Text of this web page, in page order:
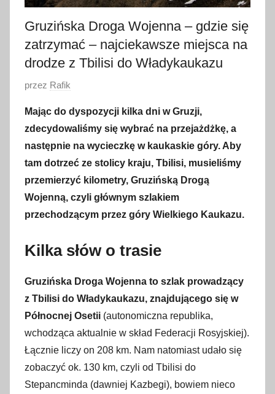
Gruzińska Droga Wojenna – gdzie się
zatrzymać – najciekawsze miejsca na
drodze z Tbilisi do Władykaukazu
O
u
b
l
i
k
o
w
n
7
a
2
0
przez Rafik
Mając do dyspozycji kilka dni w Gruzji,
zdecydowaliśmy się wybrać na przejażdżkę, a
następnie na wycieczkę w kaukaskie góry. Aby
tam dotrzeć ze stolicy kraju, Tbilisi, musieliśmy
przemierzyć kilometry, Gruzińską Drogą
Wojenną, czyli głównym szlakiem
przechodzącym przez góry Wielkiego Kaukazu.
Kilka słów o trasie
Gruzińska Droga Wojenna to szlak prowadzący
z Tbilisi do Władykaukazu, znajdującego się w
Północnej Osetii (autonomiczna republika,
wchodząca aktualnie w skład Federacji Rosyjskiej).
Łącznie liczy on 208 km. Nam natomiast udało się
zobaczyć ok. 130 km, czyli od Tbilisi do
Stepancminda (dawniej Kazbegi), bowiem nieco